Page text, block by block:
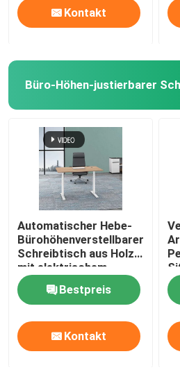
Kontakt
Büro-Höhen-justierbarer
Automatischer Hebe-
Bürohöhenverstellbarer
Schreibtisch aus Holz
mit elektrischem
Stehlift
Bestpreis
Kontakt